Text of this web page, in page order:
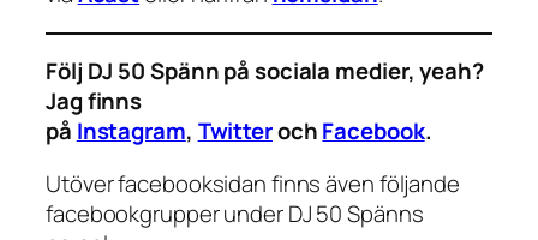
Följ DJ 50 Spänn på sociala medier, yeah?
Jag finns
på Instagram, TwitterochFacebook.
Utöver facebooksidan finns även följande
facebookgrupper under DJ 50 Spänns